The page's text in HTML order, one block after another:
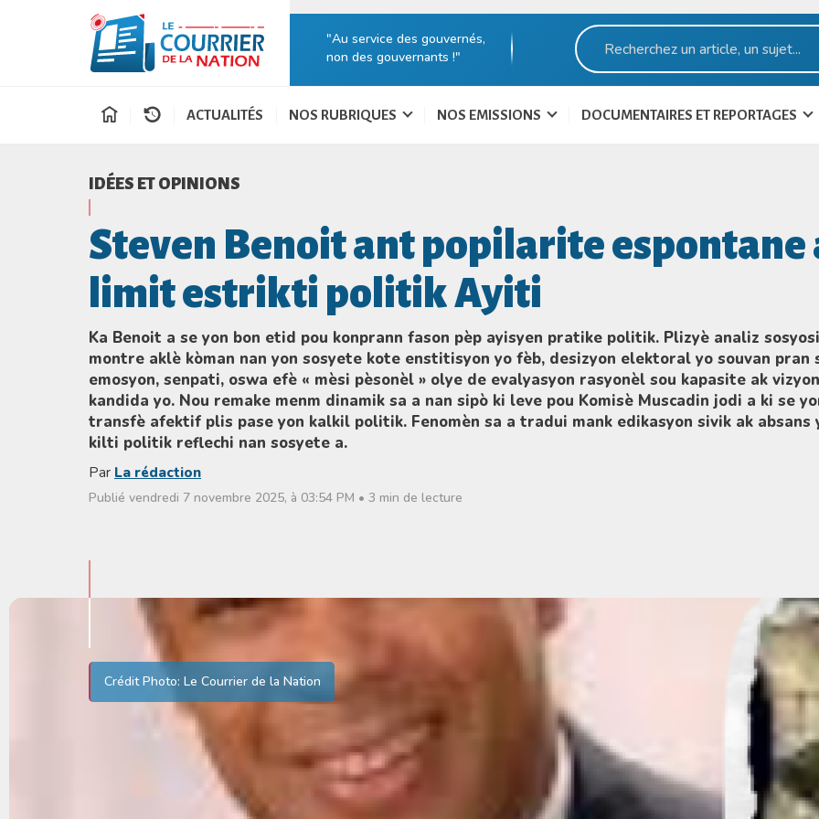
"Au service des gouvernés,
non des gouvernants !"
ACTUALITÉS NOS RUBRIQUES NOS EMISSIONS DOCUMENTAIRES ET REPORTAGES
IDÉES ET OPINIONS
Steven Benoit ant popilarite espontane
limit estrikti politik Ayiti
Ka Benoit a se yon bon etid pou konprann fason pèp ayisyen pratike politik. Plizyè analiz
montre aklè kòman nan yon sosyete kote enstitisyon yo fèb, desizyon elektoral yo souvan pran
emosyon, senpati, oswa efè « mèsi pèsonèl » olye de evalyasyon rasyonèl sou kapasite ak vizyon
kandida yo. Nou remake menm dinamik sa a nan sipò ki leve pou Komisè Muscadin jodi a ki se
transfè afektif plis pase yon kalkil politik. Fenomèn sa a tradui mank edikasyon sivik ak absans
kilti politik reflechi nan sosyete a.
Par La rédaction
Publié vendredi 7 novembre 2025, à 03:54 PM • 3 min de lecture
Crédit Photo: Le Courrier de la Nation